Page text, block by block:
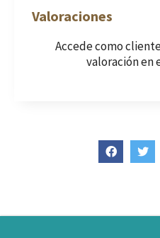
Valoraciones
Accede como
valoración en